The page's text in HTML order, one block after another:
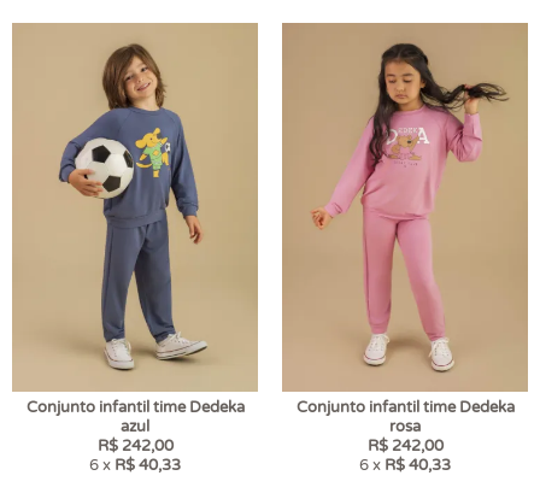
Conjunto infantil time Dedeka
azul
R$ 242,00
6 x R$ 40,33
Conjunto infantil time Dedeka
rosa
R$ 242,00
6 x R$ 40,33